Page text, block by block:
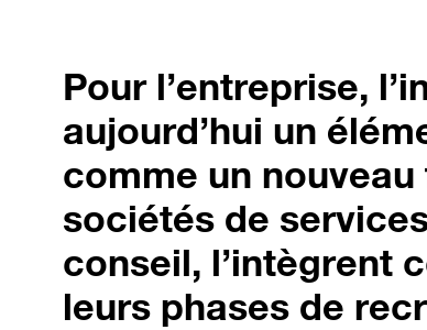
Pour l’entreprise,
aujourd’hui un
comme un
sociétés de
conseil, l’intègrent
leurs phases de